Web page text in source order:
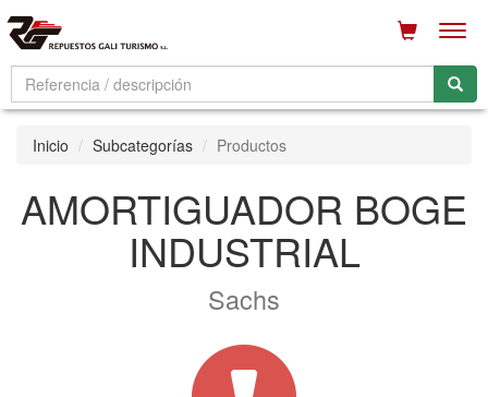
Inicio Subcategorías Productos
AMORTIGUADOR BOGE
INDUSTRIAL
Sachs